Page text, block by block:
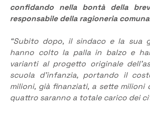
confidando nella bontà della
responsabile della ragioneria
“Subito dopo, il sindaco e la sua
hanno colto la palla in balzo e
varianti al progetto originale
scuola d’infanzia, portando il
milioni, già finanziati, a sette milioni
quattro saranno a totale carico dei